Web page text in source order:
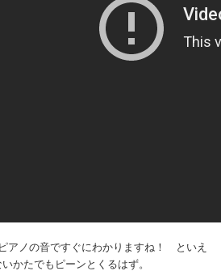
アノの音ですぐにわかりますね！ といえ
かたでもピーンとくるはず。